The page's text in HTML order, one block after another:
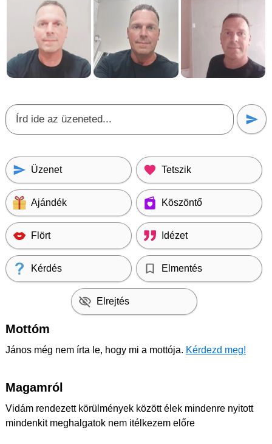
Üzenet Tetszik
Ajándék Köszöntő
Flört Idézet
Kérdés Elmentés
Elrejtés
Mottóm
János még nem írta le, hogy mi a mottója. Kérdezd meg!
Magamról
Vidám rendezett körülmények között élek mindenre nyitott
mindenkit meghalgatok nem itélkezem előre